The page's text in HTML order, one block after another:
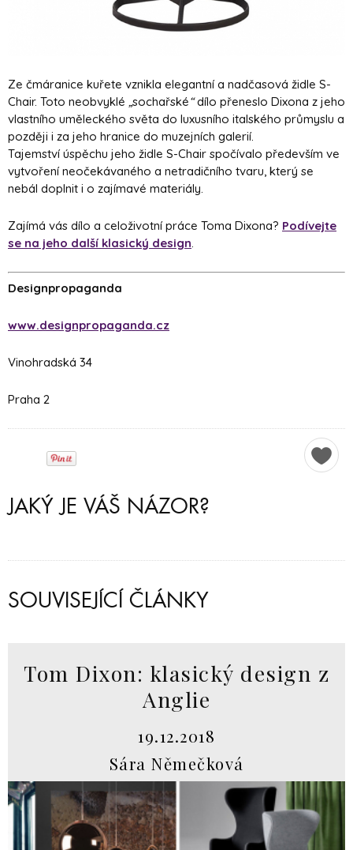
Ze čmáranice kuřete vznikla elegantní a nadčasová židle S-
Chair. Toto neobvyklé „sochařské“dílo přeneslo Dixona z jeho
vlastního uměleckého světa do luxusního italského průmyslu a
později i za jeho hranice do muzejních galerií.
Tajemství úspěchu jeho židle S-Chair spočívalo především ve
vytvoření neočekávaného a netradičního tvaru, který se
nebál doplnit i o zajímavé materiály.
Zajímá vás dílo a celoživotní práce Toma Dixona? Podívejte
se na jeho další klasický design.
Designpropaganda
www.designpropaganda.cz
Vinohradská 34
Praha 2
JAKÝ JE VÁŠ NÁZOR?
SOUVISEJÍCÍ ČLÁNKY
Tom Dixon: klasický design z
Anglie
19.12.2018
Sára Němečková